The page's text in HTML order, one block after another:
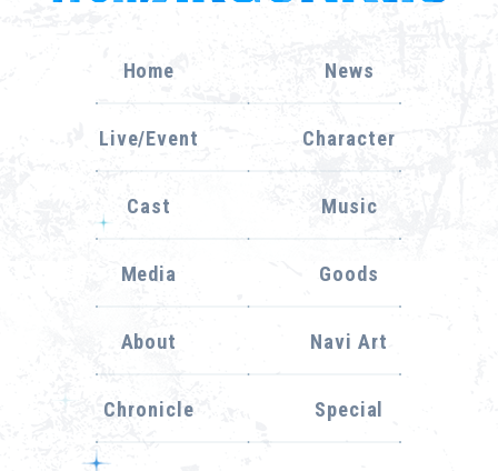
Home News
Live/Event Character
Cast Music
Media Goods
About Navi Art
Chronicle Special